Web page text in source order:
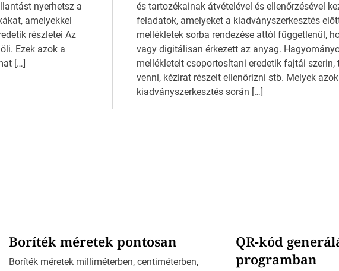
nyerhetsz a
amelyekkel
részletei Az
Ezek azok a
[…]
és tartozékainak átvételével és ellenőrzésével
feladatok, amelyeket a kiadványszerkesztés
mellékletek sorba rendezése attól függetlenül,
vagy digitálisan érkezett az anyag.
mellékleteit csoportosítani eredetik fajtái
venni, kézirat részeit ellenőrizni stb. Melyek
kiadványszerkesztés során […]
Boríték méretek pontosan
Boríték méretek milliméterben, centiméterben,
QR-kód
programban